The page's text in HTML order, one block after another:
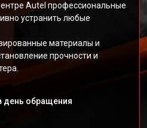
Autel профессиональные
устранить любые
материалы и
прочности и
день обращения